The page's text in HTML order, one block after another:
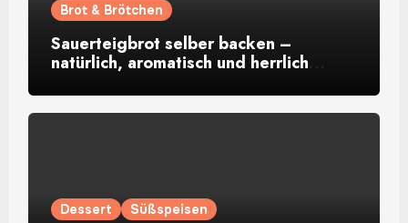
Brot & Brötchen
Sauerteigbrot selber backen –
natürlich, aromatisch und herrlich
Dessert Süßspeisen